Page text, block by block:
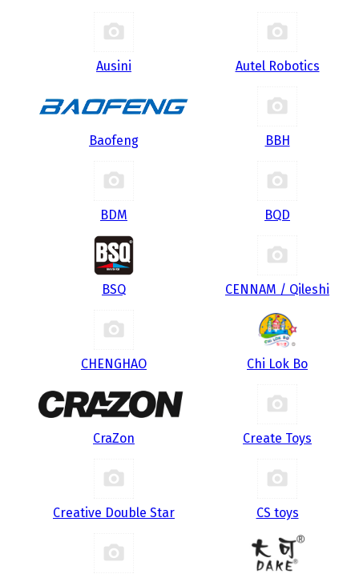
Ausini Autel Robotics
Baofeng BBH
BDM BQD
BSQ CENNAM / Qileshi
CHENGHAO Chi Lok Bo
CraZon Create Toys
Creative Double Star CS toys